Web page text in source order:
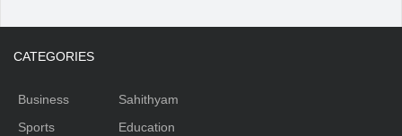
CATEGORIES
Business
Sports
Sahithyam
Education